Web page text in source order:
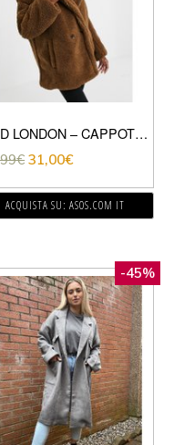
QED LONDON – CAPPOTTO TEDDY DOPPIOPETTO-CUOIO
€ 31,00€
ACQUISTA SU: ASOS.COM IT
-45%